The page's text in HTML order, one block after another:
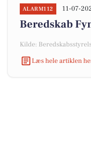
ALARM112 11-07-
Beredskab
Kilde:
Læs hele artiklen